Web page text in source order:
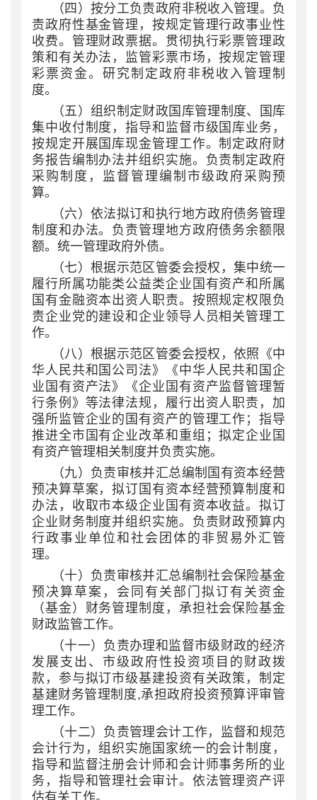
（四）按分工负责政府非税收入管理。负
责政府性基金管理，按规定管理行政事业性
收费。管理财政票据。贯彻执行彩票管理政
策和有关办法，监管彩票市场，按规定管理
彩票资金。研究制定政府非税收入管理制
度。
（五）组织制定财政国库管理制度、国库
集中收付制度，指导和监督市级国库业务，
按规定开展国库现金管理工作。制定政府财
务报告编制办法并组织实施。负责制定政府
采购制度，监督管理编制市级政府采购预
算。
（六）依法拟订和执行地方政府债务管理
制度和办法。负责管理地方政府债务余额限
额。统一管理政府外债。
（七）根据示范区管委会授权，集中统一
履行所属功能类公益类企业国有资产和所属
国有金融资本出资人职责。按照规定权限负
责企业党的建设和企业领导人员相关管理工
作。
（八）根据示范区管委会授权，依照《中
华人民共和国公司法》《中华人民共和国企
业国有资产法》《企业国有资产监督管理暂
行条例》等法律法规，履行出资人职责，加
强所监管企业的国有资产的管理工作；指导
推进全市国有企业改革和重组；拟定企业国
有资产管理相关制度并负责实施。
（九）负责审核并汇总编制国有资本经营
预决算草案，拟订国有资本经营预算制度和
办法，收取市本级企业国有资本收益。拟订
企业财务制度并组织实施。负责财政预算内
行政事业单位和社会团体的非贸易外汇管
理。
（十）负责审核并汇总编制社会保险基金
预决算草案，会同有关部门拟订有关资金
（基金）财务管理制度，承担社会保险基金
财政监管工作。
（十一）负责办理和监督市级财政的经济
发展支出、市级政府性投资项目的财政拨
款，参与拟订市级基建投资有关政策，制定
基建财务管理制度,承担政府投资预算评审管
理工作。
（十二）负责管理会计工作，监督和规范
会计行为，组织实施国家统一的会计制度，
指导和监督注册会计师和会计师事务所的业
务，指导和管理社会审计。依法管理资产评
估有关工作。